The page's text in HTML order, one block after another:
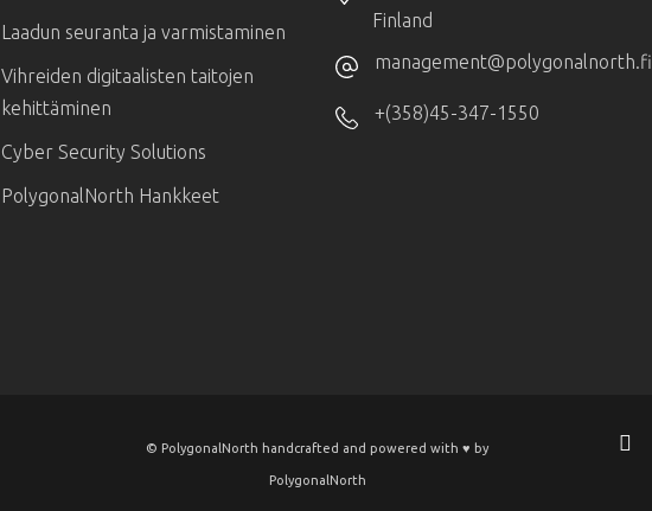
Laadun seuranta ja varmistaminen
Vihreiden digitaalisten taitojen
kehittäminen
Cyber Security Solutions
PolygonalNorth Hankkeet
Finland
management@polygonalnorth.fi
+(358)45-347-1550
© PolygonalNorth handcrafted and powered with ♥️ by
PolygonalNorth